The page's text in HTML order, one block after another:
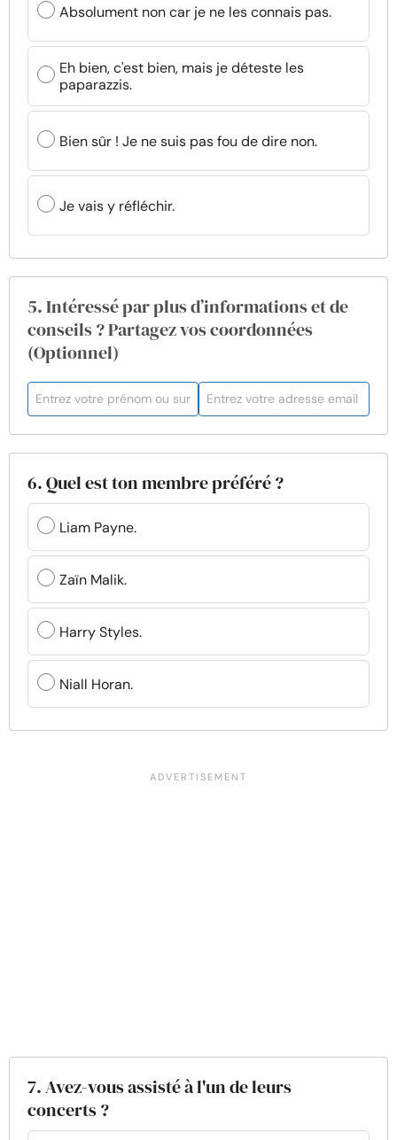
Absolument non car je ne les connais pas.
Eh bien, c'est bien, mais je déteste les
paparazzis.
Bien sûr ! Je ne suis pas fou de dire non.
Je vais y réfléchir.
5. Intéressé par plus d’informations et de
conseils ? Partagez vos coordonnées
(Optionnel)
6. Quel est ton membre préféré ?
Liam Payne.
Zaïn Malik.
Harry Styles.
Niall Horan.
7. Avez-vous assisté à l'un de leurs
concerts ?